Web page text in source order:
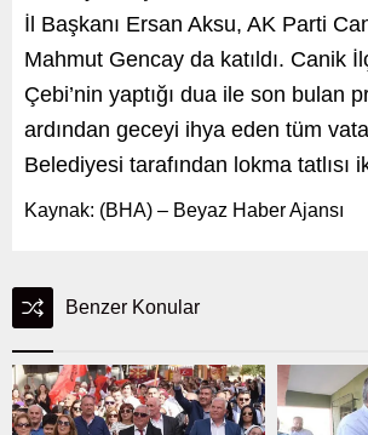
İl Başkanı Ersan Aksu, AK Parti
Mahmut Gencay da katıldı. Canik
Çebi’nin yaptığı dua ile son bulan
ardından geceyi ihya eden tüm
Belediyesi tarafından lokma tatlısı
Kaynak: (BHA) – Beyaz Haber Ajansı
Benzer Konular